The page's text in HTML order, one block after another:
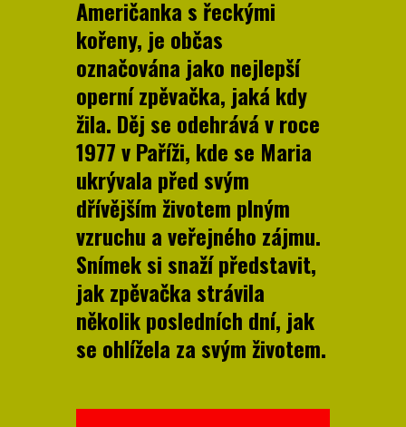
Američanka s řeckými
kořeny, je občas
označována jako nejlepší
operní zpěvačka, jaká kdy
žila. Děj se odehrává v roce
1977 v Paříži, kde se Maria
ukrývala před svým
dřívějším životem plným
vzruchu a veřejného zájmu.
Snímek si snaží představit,
jak zpěvačka strávila
několik posledních dní, jak
se ohlížela za svým životem.